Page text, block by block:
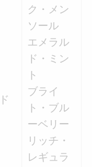
ク・メン
ソール
エメラル
ド・ミン
ト
ブライ
ト・ブル
ーベリー
リッチ・
レギュラ